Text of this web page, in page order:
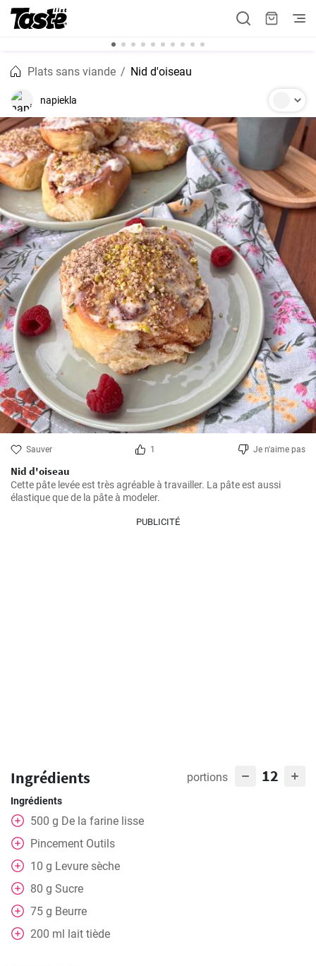
Plats sans viande Nid d'oiseau
napiekla
Sauver 1 Je n'aime pas
Nid d'oiseau
Cette pâte levée est très agréable à travailler. La pâte est aussi
élastique que de la pâte à modeler.
PUBLICITÉ
Ingrédients portions 12
Ingrédients
500 g De la farine lisse
Pincement Outils
10 g Levure sèche
80 g Sucre
75 g Beurre
200 ml lait tiède